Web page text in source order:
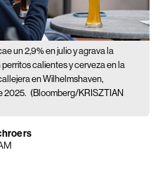
un 2,9% en julio y agrava la
calientes y cerveza en la
en Wilhelmshaven,
2025. (Bloomberg/KRISZTIAN